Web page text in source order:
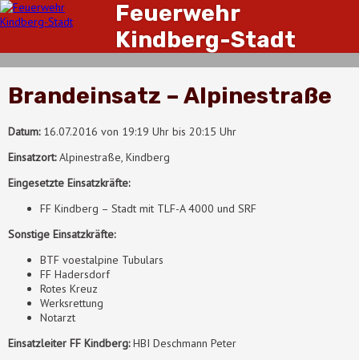
Feuerwehr
Kindberg-Stadt
Brandeinsatz – Alpinestraße
Datum:16.07.2016 von 19:19 Uhr bis 20:15 Uhr
Einsatzort:Alpinestraße, Kindberg
Eingesetzte Einsatzkräfte:
FF Kindberg – Stadt mit TLF-A 4000 und SRF
Sonstige Einsatzkräfte:
BTF voestalpine Tubulars
FF Hadersdorf
Rotes Kreuz
Werksrettung
Notarzt
Einsatzleiter FF Kindberg:HBI Deschmann Peter